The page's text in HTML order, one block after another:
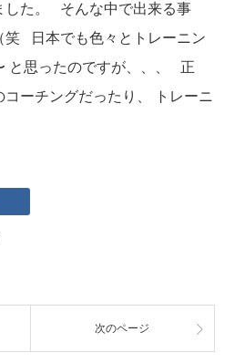
した。 そんな中で出来る事
笑 日本でも色々とトレーニン
と思ったのですが、、、 正
ーチングだったり、 トレーニ
次のページ